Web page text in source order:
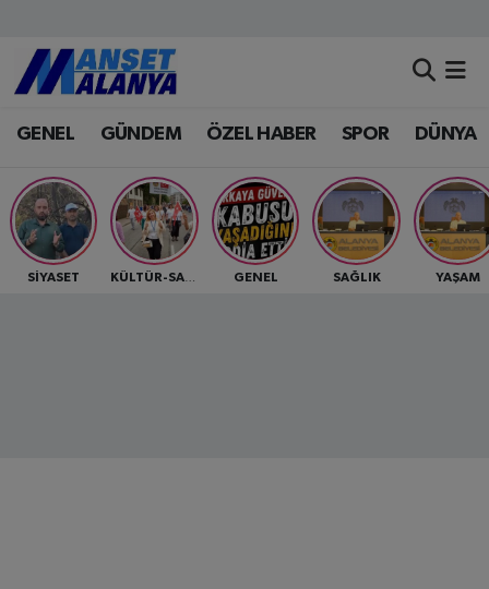
GENEL GÜNDEM ÖZEL HABER SPOR DÜNYA
SİYASET KÜLTÜR-SANAT GENEL SAĞLIK YAŞAM
Antalya Nöbetçi Eczaneler
Antalya Hava Durumu
Antalya Namaz Vakitleri
Antalya Trafik Yoğunluk Haritası